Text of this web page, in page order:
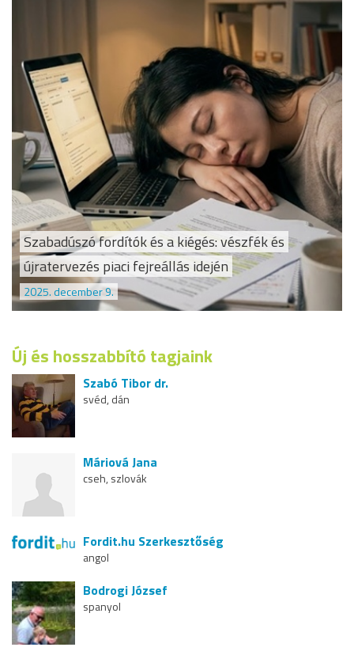
Szabadúszó fordítók és a kiégés: vészfék és
újratervezés piaci fejreállás idején
2025. december 9.
Új és hosszabbító tagjaink
Szabó Tibor dr.
svéd, dán
Máriová Jana
cseh, szlovák
Fordit.hu Szerkesztőség
angol
Bodrogi József
spanyol